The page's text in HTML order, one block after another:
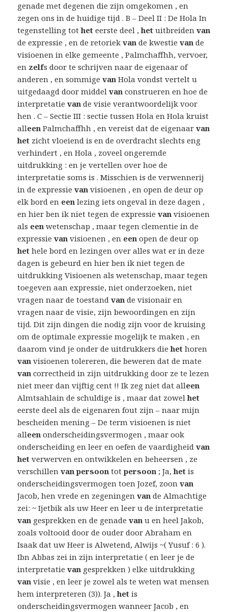
genade met degenen die zijn omgekomen , en
zegen ons in de huidige tijd . B – Deel II : De Hola In
tegenstelling tothet eerste deel ,het uitbreidenvan
de expressie , en de retoriekvan de kwestievan de
visioenen in elke gemeente , Palmchaffhh, vervoer,
en zelfs door te schrijven naar de eigenaar of
anderen , en sommigevan Hola vondst vertelt u
uitgedaagd door middelvan construeren en hoe de
interpretatievan de visie verantwoordelijk voor
hen . C – Sectie III : sectie tussen Hola en Hola kruist
alleen Palmchaffhh , en vereist dat de eigenaarvan
het zicht vloeiend is en de overdracht slechts eng
verhindert , en Hola , zoveel ongeremde
uitdrukking : en je vertellen over hoe de
interpretatie soms is . Misschien is de verwennerij
in de expressievan visioenen , en open de deur op
elk bord en een lezing iets ongeval in deze dagen ,
en hier ben ik niet tegen de expressievan visioenen
als een wetenschap , maar tegen clementie in de
expressievan visioenen , en een open de deur op
het hele bord en lezingen over alles wat er in deze
dagen is gebeurd en hier ben ik niet tegen de
uitdrukking Visioenen als wetenschap, maar tegen
toegeven aan expressie, niet onderzoeken, niet
vragen naar de toestandvan de visionair en
vragen naar de visie, zijn bewoordingen en zijn
tijd. Dit zijn dingen die nodig zijn voor de kruising
om de optimale expressie mogelijk te maken , en
daarom vind je onder de uitdrukkers diehet horen
van visioenen tolereren, die beweren dat de mate
van correctheid in zijn uitdrukking door ze te lezen
niet meer dan vijftig cent !! Ik zeg niet dat alleen
Almtsahlain de schuldige is , maar dat zowelhet
eerste deel als de eigenaren fout zijn – naar mijn
bescheiden mening – De term visioenen is niet
alleen onderscheidingsvermogen , maar ook
onderscheiding en leer en oefen de vaardigheidvan
het verwerven en ontwikkelen en beheersen , ze
verschillenvan persoon totpersoon ; Ja,het is
onderscheidingsvermogen toen Jozef, zoonvan
Jacob, hen vrede en zegeningenvan de Almachtige
zei: ~ Ijetbik als uw Heer en leer u de interpretatie
van gesprekken en de genadevan u en heel Jakob,
zoals voltooid door de ouder door Abraham en
Isaak dat uw Heer is Alwetend, Alwijs ~( Yusuf : 6 ).
Ibn Abbas zei in zijn interpretatie ( en leer je de
interpretatievan gesprekken ) elke uitdrukking
van visie , en leer je zowel als te weten wat mensen
hem interpreteren (3)). Ja ,het is
onderscheidingsvermogen wanneer Jacob , en